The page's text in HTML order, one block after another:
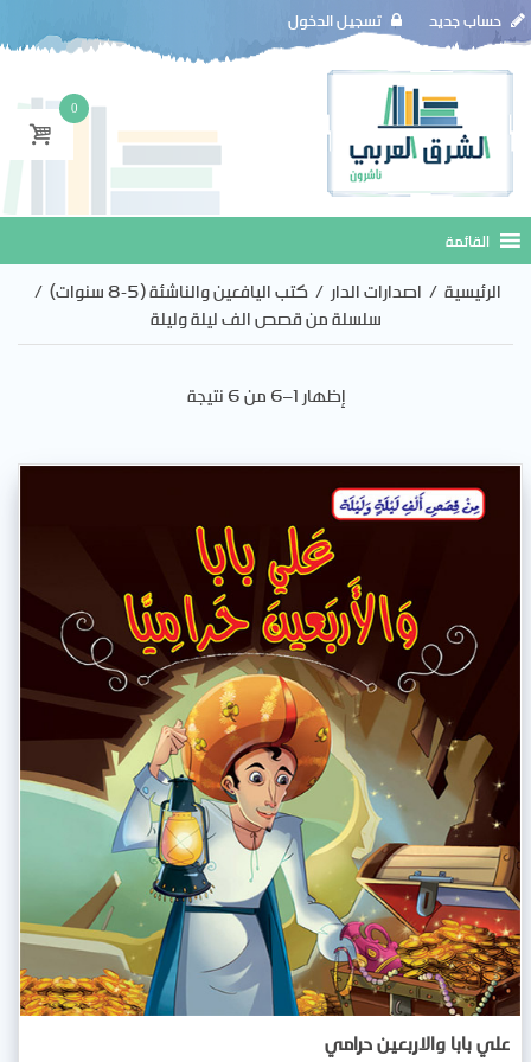
تسجيل الدخول حساب جديد
0
الرئيسية / اصدارات الدار / كتب اليافعين والناشئة (5-8 سنوات)
/
سلسلة من قصص الف ليلة وليلة
إظهار 1–6 من 6 نتيجة
علي بابا والاربعين حرامي